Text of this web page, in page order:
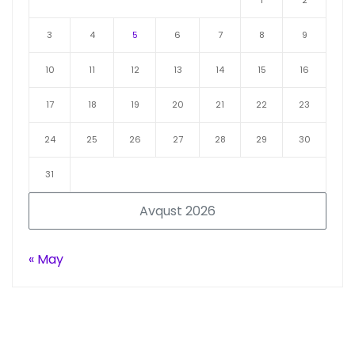
Avqust 2026
3 4 5 6 7 8 9
10 11 12 13 14 15 16
17 18 19 20 21 22 23
24 25 26 27 28 29 30
31
« May